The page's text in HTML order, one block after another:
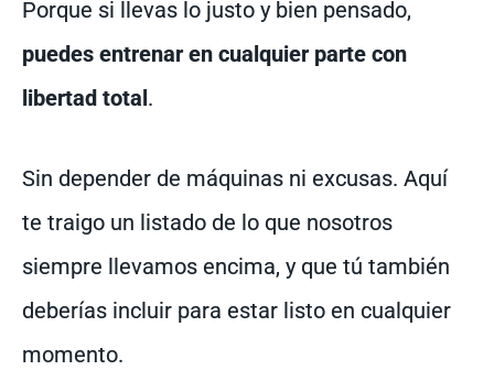
Porque si llevas lo justo y bien pensado,
puedes entrenar en cualquier parte con
libertad total.
Sin depender de máquinas ni excusas. Aquí
te traigo un listado de lo que nosotros
siempre llevamos encima, y que tú también
deberías incluir para estar listo en cualquier
momento.